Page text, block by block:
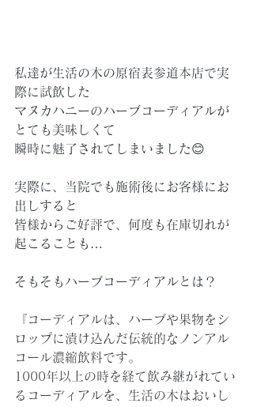
私達が生活の木の原宿表参道本店で実
際に試飲した
マヌカハニーのハーブコーディアルが
とても美味しくて
瞬時に魅了されてしまいました😊
実際に、当院でも施術後にお客様にお
出しすると
皆様からご好評で、何度も在庫切れが
起こることも…
そもそもハーブコーディアルとは？
『コーディアルは、ハーブや果物をシ
ロップに漬け込んだ伝統的なノンアル
コール濃縮飲料です。
1000年以上の時を経て飲み継がれてい
るコーディアルを、生活の木はおいし